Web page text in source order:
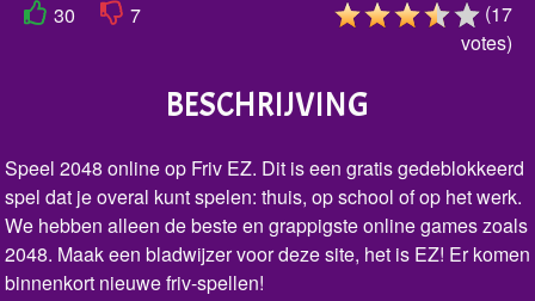
30 7 (17
votes)
BESCHRIJVING
Speel 2048 online op Friv EZ. Dit is een gratis gedeblokkeerd
spel dat je overal kunt spelen: thuis, op school of op het werk.
We hebben alleen de beste en grappigste online games zoals
2048. Maak een bladwijzer voor deze site, het is EZ! Er komen
binnenkort nieuwe friv-spellen!